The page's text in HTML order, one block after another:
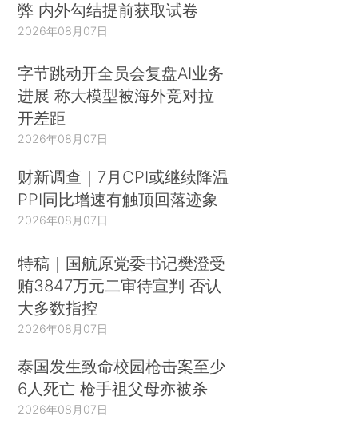
弊 内外勾结提前获取试卷
2026年08月07日
字节跳动开全员会复盘AI业务
进展 称大模型被海外竞对拉
开差距
2026年08月07日
财新调查｜7月CPI或继续降温
PPI同比增速有触顶回落迹象
2026年08月07日
特稿｜国航原党委书记樊澄受
贿3847万元二审待宣判 否认
大多数指控
2026年08月07日
泰国发生致命校园枪击案至少
6人死亡 枪手祖父母亦被杀
2026年08月07日